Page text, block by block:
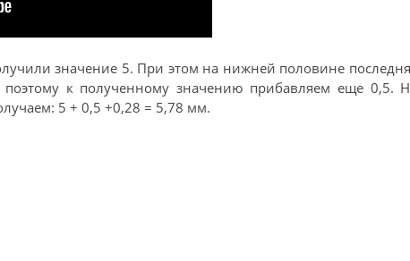
значение 5. При этом на нижней половине
поэтому к полученному значению прибавляем еще 0,5.
5 + 0,5 +0,28 = 5,78 мм.